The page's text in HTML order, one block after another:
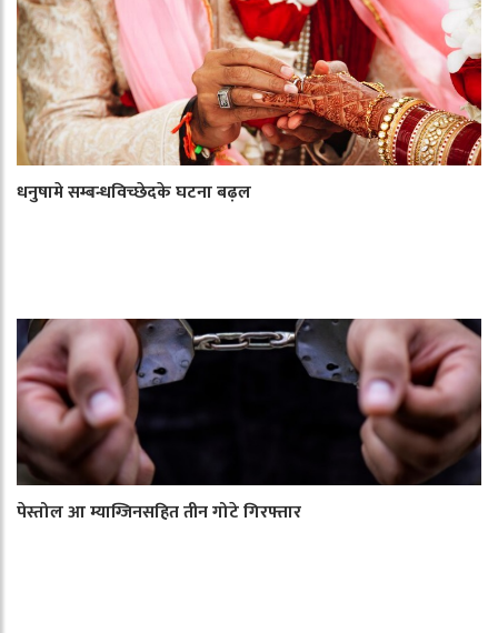
धनुषामे सम्बन्धविच्छेदके घटना बढ़ल
पेस्तोल आ म्याग्जिनसहित तीन गोटे गिरफ्तार